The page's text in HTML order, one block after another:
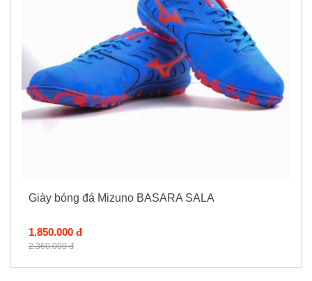
Giày bóng đá Mizuno BASARA SALA
1.850.000 đ
2.360.000 đ